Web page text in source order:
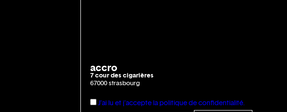
accro
7 cour des cigarières
67000 strasbourg
J'ai lu et j'accepte la politique de confidentialité.